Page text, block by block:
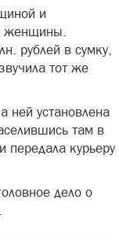
и
женщины.
рублей в сумку,
тот же
ней установлена
там в
передала курьеру
дело о